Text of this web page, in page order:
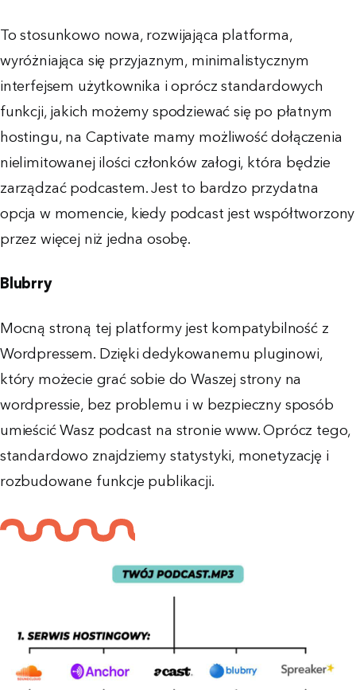
To stosunkowo nowa, rozwijająca platforma,
wyróżniająca się przyjaznym, minimalistycznym
interfejsem użytkownika i oprócz standardowych
funkcji, jakich możemy spodziewać się po płatnym
hostingu, na Captivate mamy możliwość dołączenia
nielimitowanej ilości członków załogi, która będzie
zarządzać podcastem. Jest to bardzo przydatna
opcja w momencie, kiedy podcast jest współtworzony
przez więcej niż jedna osobę.
Blubrry
Mocną stroną tej platformy jest kompatybilność z
Wordpressem. Dzięki dedykowanemu pluginowi,
który możecie grać sobie do Waszej strony na
wordpressie, bez problemu i w bezpieczny sposób
umieścić Wasz podcast na stronie www. Oprócz tego,
standardowo znajdziemy statystyki, monetyzację i
rozbudowane funkcje publikacji.